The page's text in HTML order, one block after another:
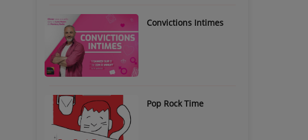
Convictions Intimes
Pop Rock Time